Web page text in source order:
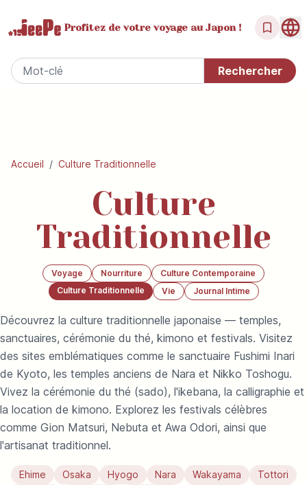
Profitez de votrevoyage au Japon !
Accueil / Culture Traditionnelle
Culture
Traditionnelle
Voyage Nourriture
Culture Contemporaine
Culture Traditionnelle
Vie Journal Intime
Découvrez la culture traditionnelle japonaise — temples,
sanctuaires, cérémonie du thé, kimono et festivals. Visitez
des sites emblématiques comme le sanctuaire Fushimi Inari
de Kyoto, les temples anciens de Nara et Nikko Toshogu.
Vivez la cérémonie du thé (sado), l'ikebana, la calligraphie et
la location de kimono. Explorez les festivals célèbres
comme Gion Matsuri, Nebuta et Awa Odori, ainsi que
l'artisanat traditionnel.
Ehime Osaka Hyogo Nara Wakayama
Tottori